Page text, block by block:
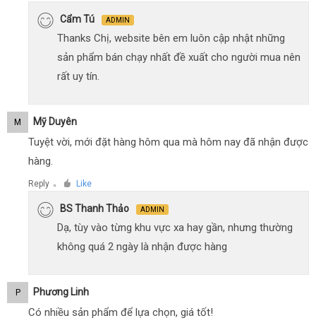
Cẩm Tú ADMIN
Thanks Chị, website bên em luôn cập nhật những
sản phẩm bán chạy nhất đề xuất cho người mua nên
rất uy tín.
M Mỹ Duyên
Tuyệt vời, mới đặt hàng hôm qua mà hôm nay đã nhận được
hàng.
Reply ● Like
BS Thanh Thảo ADMIN
Dạ, tùy vào từng khu vực xa hay gần, nhưng thường
không quá 2 ngày là nhận được hàng
P Phương Linh
Có nhiều sản phẩm để lựa chọn, giá tốt!